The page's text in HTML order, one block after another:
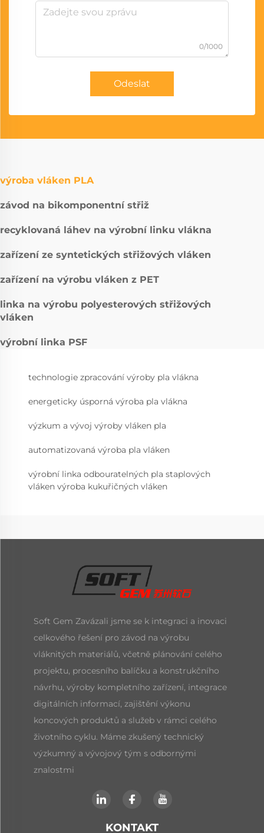
0/1000
Odeslat
výroba vláken PLA
závod na bikomponentní střiž
recyklovaná láhev na výrobní linku vlákna
zařízení ze syntetických střižových vláken
zařízení na výrobu vláken z PET
linka na výrobu polyesterových střižových
vláken
výrobní linka PSF
technologie zpracování výroby pla vlákna
energeticky úsporná výroba pla vlákna
výzkum a vývoj výroby vláken pla
automatizovaná výroba pla vláken
výrobní linka odbouratelných pla staplových
vláken výroba kukuřičných vláken
Soft Gem Zavázali jsme se k integraci a inovaci
celkového řešení pro závod na výrobu
vláknitých materiálů, včetně plánování celého
projektu, procesního balíčku a konstrukčního
návrhu, výroby kompletního zařízení, integrace
digitálních informací, zajištění výkonu
koncových produktů a služeb v rámci celého
životního cyklu. Máme zkušený technický
výzkumný a vývojový tým s odbornými
znalostmi
KONTAKT